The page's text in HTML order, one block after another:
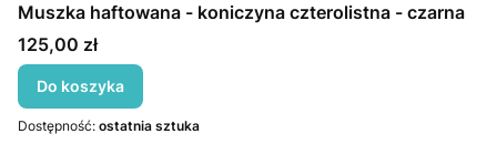
Muszka haftowana - koniczyna czterolistna - czarna
Cena
125,00 zł
Do koszyka
Dostępność: ostatnia sztuka